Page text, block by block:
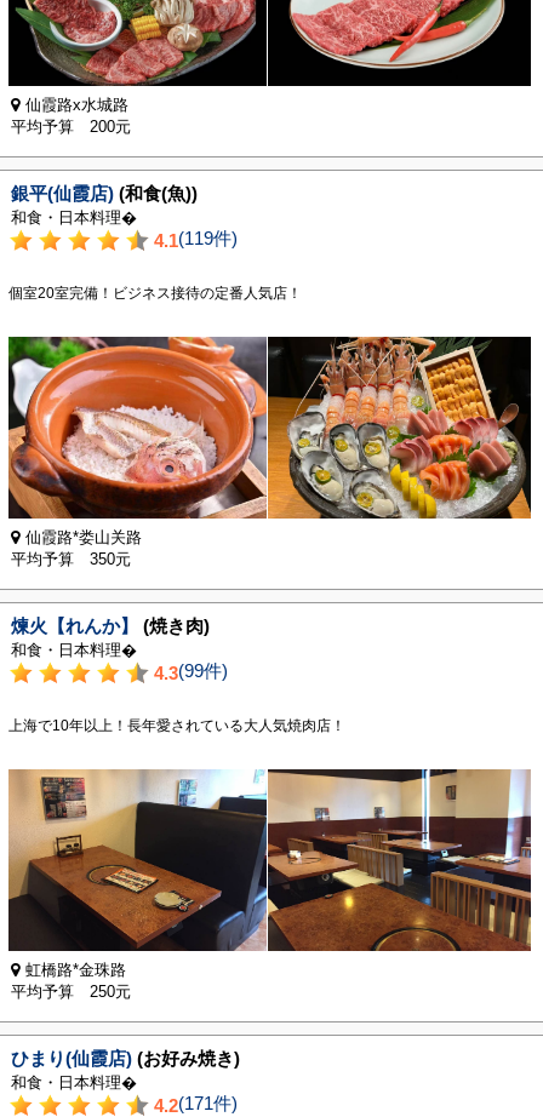
仙霞路x水城路
平均予算 200元
銀平(仙霞店) (和食(魚))
和食・日本料理�
4.1(119件)
個室20室完備！ビジネス接待の定番人気店！
仙霞路*娄山关路
平均予算 350元
煉火【れんか】 (焼き肉)
和食・日本料理�
4.3(99件)
上海で10年以上！長年愛されている大人気焼肉店！
虹橋路*金珠路
平均予算 250元
ひまり(仙霞店) (お好み焼き)
和食・日本料理�
4.2(171件)